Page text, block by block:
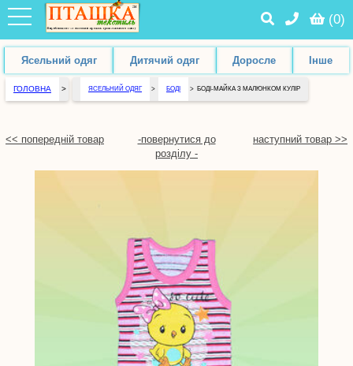
(0)
Ясельний одяг Дитячий одяг Доросле Інше
ГОЛОВНА > ЯСЕЛЬНИЙ ОДЯГ > БОДІ > БОДІ-МАЙКА З МАЛЮНКОМ КУЛІР
<< попередній товар
-повернутися до
розділу -
наступний товар >>